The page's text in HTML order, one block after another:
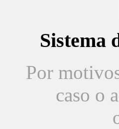
Sistema
Por
caso o